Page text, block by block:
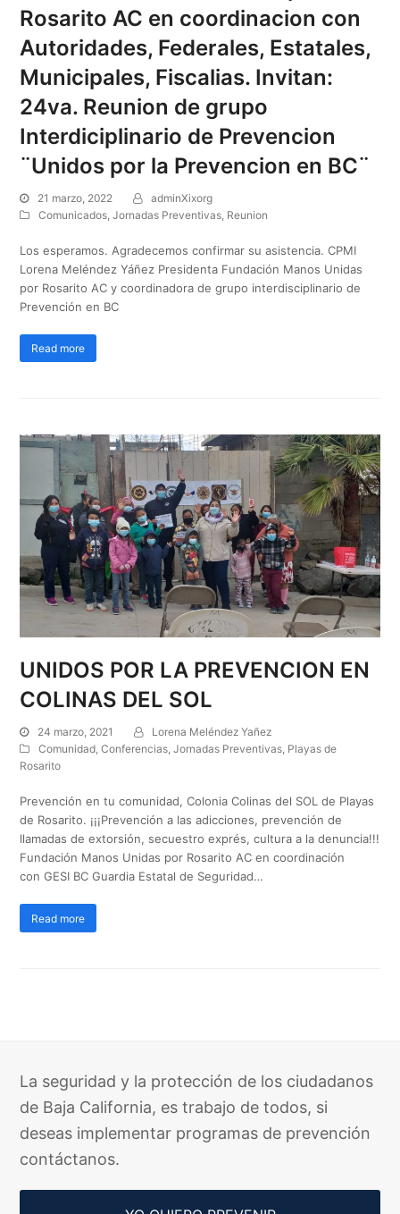
Rosarito AC en coordinacion con
Autoridades, Federales, Estatales,
Municipales, Fiscalias. Invitan:
24va. Reunion de grupo
Interdiciplinario de Prevencion
¨Unidos por la Prevencion en BC¨
21 marzo, 2022
adminXixorg
Comunicados ,Jornadas Preventivas Reunion
Los esperamos. Agradecemos confirmar su asistencia. CPMI
Lorena Meléndez Yáñez Presidenta Fundación Manos Unidas
por Rosarito AC y coordinadora de grupo interdisciplinario de
Prevención en BC
Read more
UNIDOS POR LA PREVENCION EN
COLINAS DEL SOL
24 marzo, 2021
Lorena Meléndez Yañez
Comunidad,Conferencias,Jornadas Preventivas, Playas de
Rosarito
Prevención en tu comunidad, Colonia Colinas del SOL de Playas
de Rosarito. ¡¡¡Prevención a las adicciones, prevención de
llamadas de extorsión, secuestro exprés, cultura a la denuncia!!!
Fundación Manos Unidas por Rosarito AC en coordinación
con GESI BC Guardia Estatal de Seguridad…
Read more
La seguridad y la protección de los ciudadanos
de Baja California, es trabajo de todos, si
deseas implementar programas de prevención
contáctanos.